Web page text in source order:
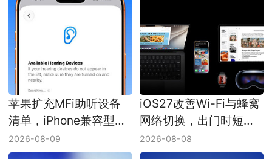
苹果扩充MFi助听设备
清单，iPhone兼容型号
增至623款
2026-08-09
iOS27改善Wi-Fi与蜂窝
网络切换，出门时短暂
无网或能少一次
2026-08-08